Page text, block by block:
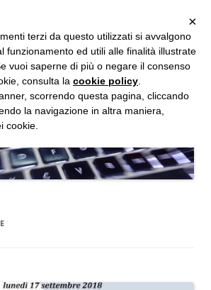
Forense
CTP e CTU in Processi Civili e Penali
×
terzi da questo utilizzati si avvalgono
funzionamento ed utili alle finalità illustrate
vuoi saperne di più o negare il consenso
consulta la cookie policy
scorrendo questa pagina, cliccando
la navigazione in altra maniera,
cookie.